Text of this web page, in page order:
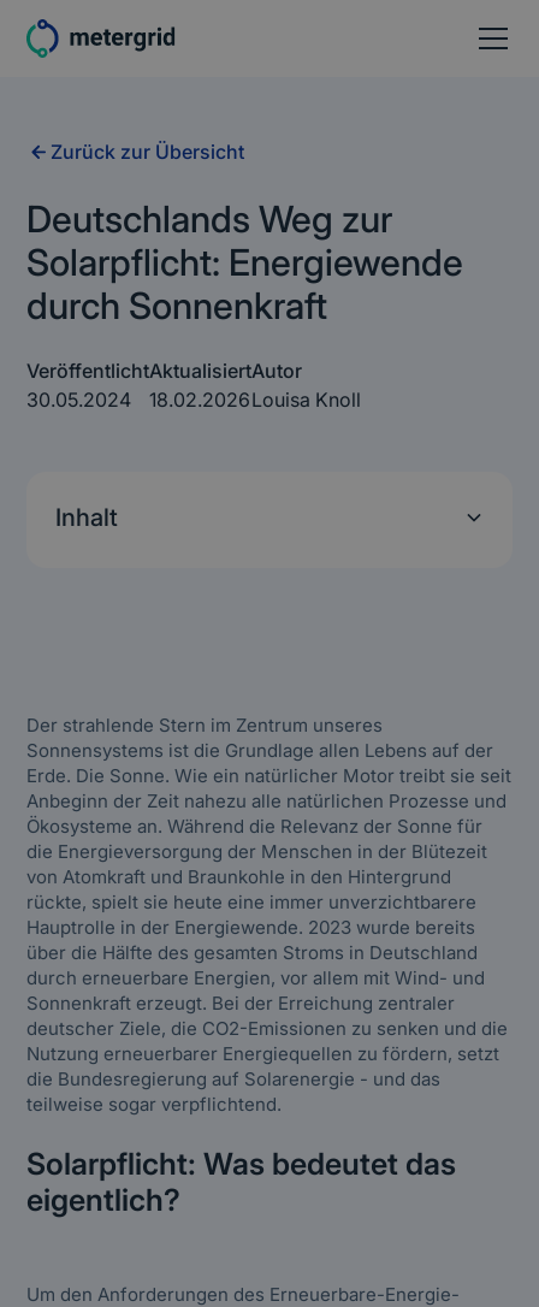
Zurück zur Übersicht
Deutschlands Weg zur
Solarpflicht: Energiewende
durch Sonnenkraft
Veröffentlicht
30.05.2024
Aktualisiert
18.02.2026
Autor
Louisa Knoll
Der strahlende Stern im Zentrum unseres
Sonnensystems ist die Grundlage allen Lebens auf der
Erde. Die Sonne. Wie ein natürlicher Motor treibt sie seit
Anbeginn der Zeit nahezu alle natürlichen Prozesse und
Ökosysteme an. Während die Relevanz der Sonne für
die Energieversorgung der Menschen in der Blütezeit
von Atomkraft und Braunkohle in den Hintergrund
rückte, spielt sie heute eine immer unverzichtbarere
Hauptrolle in der Energiewende. 2023 wurde bereits
über die Hälfte des gesamten Stroms in Deutschland
durch erneuerbare Energien, vor allem mit Wind- und
Sonnenkraft erzeugt. Bei der Erreichung zentraler
deutscher Ziele, die CO2-Emissionen zu senken und die
Nutzung erneuerbarer Energiequellen zu fördern, setzt
die Bundesregierung auf Solarenergie - und das
teilweise sogar verpflichtend.
Solarpflicht: Was bedeutet das
eigentlich?
Um den Anforderungen des Erneuerbare-Energie-
Inhalt
Heading 5
Heading 6